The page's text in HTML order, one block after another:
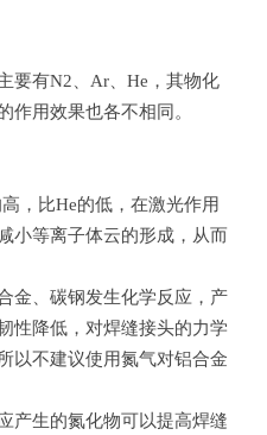
要有N2、Ar、He，其物化
作用效果也各不相同。
，比He的低，在激光作用
小等离子体云的形成，从而
金、碳钢发生化学反应，产
性降低，对焊缝接头的力学
以不建议使用氮气对铝合金
产生的氮化物可以提高焊缝